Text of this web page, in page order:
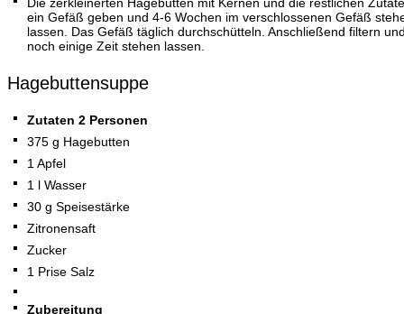
ein Gefäß geben und 4-6 Wochen im verschlossenen Gefäß
lassen. Das Gefäß täglich durchschütteln. Anschließend filtern
noch einige Zeit stehen lassen.
Hagebuttensuppe
Zutaten 2 Personen
375 g Hagebutten
1 Apfel
1 l Wasser
30 g Speisestärke
Zitronensaft
Zucker
1 Prise Salz
Zubereitung